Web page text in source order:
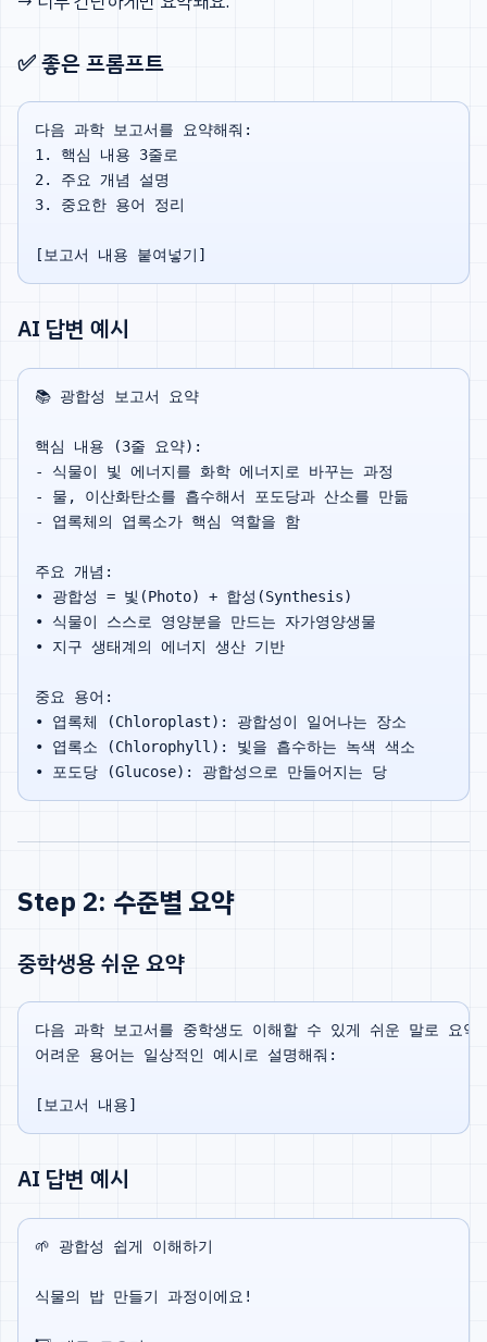
✅ 좋은 프롬프트
다음 과학 보고서를 요약해줘:
1. 핵심 내용 3줄로
2. 주요 개념 설명
3. 중요한 용어 정리
AI 답변 예시
📚 광합성 보고서 요약
핵심 내용 (3줄 요약):
- 식물이 빛 에너지를 화학 에너지로 바꾸는 과정
- 물, 이산화탄소를 흡수해서 포도당과 산소를 만듦
- 엽록체의 엽록소가 핵심 역할을 함
주요 개념:
• 광합성 = 빛(Photo) + 합성(Synthesis)
• 식물이 스스로 영양분을 만드는 자가영양생물
• 지구 생태계의 에너지 생산 기반
중요 용어:
• 엽록체 (Chloroplast): 광합성이 일어나는 장소
• 엽록소 (Chlorophyll): 빛을 흡수하는 녹색 색소
Step 2: 수준별 요약
중학생용 쉬운 요약
다음 과학 보고서를 중학생도 이해할 수 있게 쉬운 말로 요약
어려운 용어는 일상적인 예시로 설명해줘:
AI 답변 예시
🌱 광합성 쉽게 이해하기
식물의 밥 만들기 과정이에요!